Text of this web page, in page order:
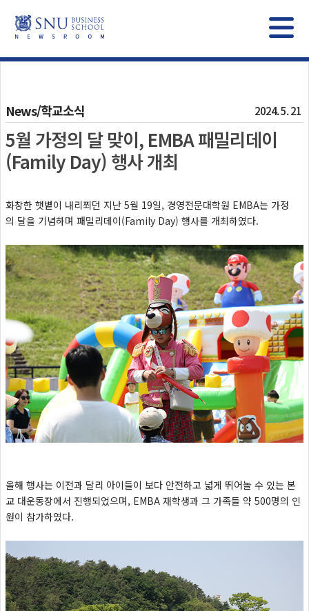
News/학교소식 2024. 5. 21
5월 가정의 달 맞이, EMBA 패밀리데이
(Family Day) 행사 개최
화창한 햇볕이 내리쬐던 지난 5월 19일, 경영전문대학원 EMBA는 가정
의 달을 기념하며 패밀리데이(Family Day) 행사를 개최하였다.
올해 행사는 이전과 달리 아이들이 보다 안전하고 넓게 뛰어놀 수 있는 본
교 대운동장에서 진행되었으며, EMBA 재학생과 그 가족들 약 500명의 인
원이 참가하였다.